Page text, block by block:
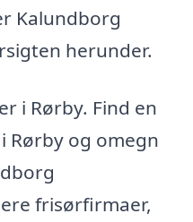
Kalundborg
herunder.
i Rørby. Find en
Rørby og omegn
frisørfirmaer,